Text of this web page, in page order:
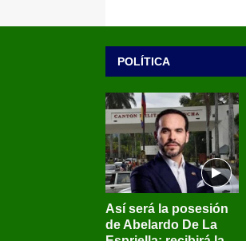
POLÍTICA
Así será la posesión
de Abelardo De La